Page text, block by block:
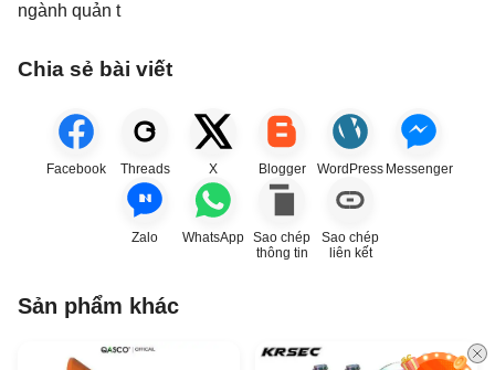
ngành quản t
Chia sẻ bài viết
Facebook Threads X Blogger WordPress Messenger
Zalo WhatsApp Sao chép
thông tin
Sao chép
liên kết
Sản phẩm khác